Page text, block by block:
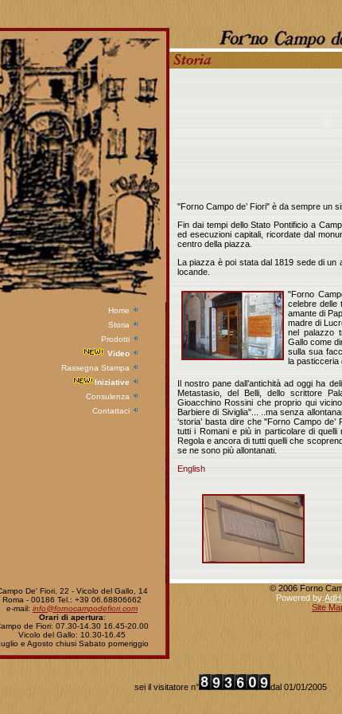
Home
Storia
Prodotti
Video
Rassegna Stampa
Iniziative
Consulenza
Contattaci
"Forno Campo de’ Fiori" è da sempre un
Fin dai tempi dello Stato Pontificio a
ed esecuzioni capitali, ricordate dal
centro della piazza.
La piazza è poi stata dal 1819 sede di un
locande.
"Forno
celebre delle
amante di
madre di
nel palazzo
Gallo come
sulla sua
la pasticceria
Il nostro pane dall’antichità ad oggi ha
Metastasio, del Belli, dello scrittore
Gioacchino Rossini che proprio qui
Barbiere di Siviglia"... ..ma senza
‘storia’ basta dire che "Forno Campo
tutti i Romani e più in particolare di
Regola e ancora di tutti quelli che
se ne sono più allontanati.
English
De' Fiori, 22 - Vicolo del Gallo, 14
Roma - 00186 Tel.: +39 06.68806662
e-mail: info@fornocampodefiori.com
Orari di apertura:
de Fiori: 07.30-14.30 16.45-20.00
Vicolo del Gallo: 10.30-16.45
e Agosto chiusi Sabato pomeriggio
© 2006 Forno
Powered by:
Site
sei il visitatore n° dal 01/01/2005